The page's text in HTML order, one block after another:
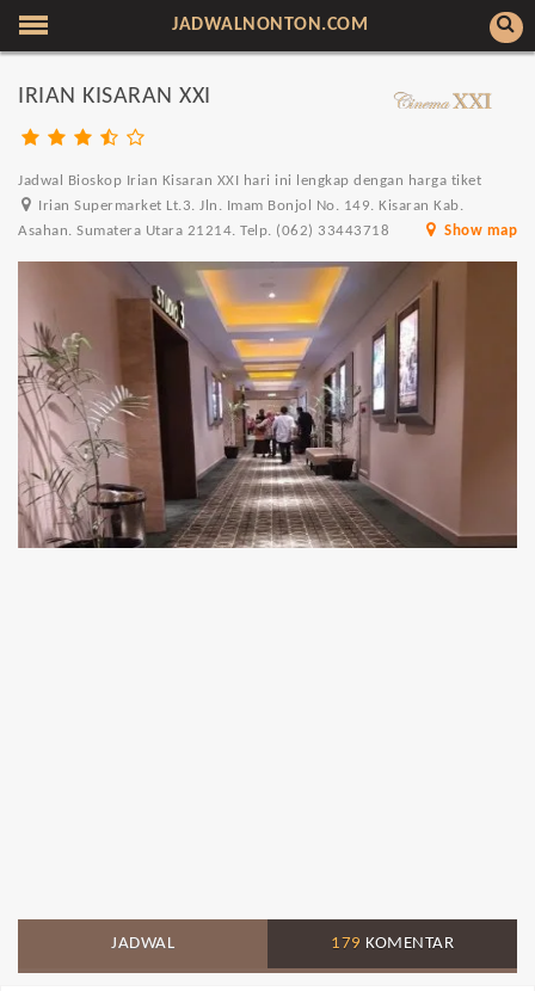
JADWALNONTON.COM
IRIAN KISARAN XXI
Jadwal Bioskop Irian Kisaran XXI hari ini lengkap dengan harga tiket
Irian Supermarket Lt.3. Jln. Imam Bonjol No. 149. Kisaran Kab.
Asahan. Sumatera Utara 21214. Telp. (062) 33443718
Show map
JADWAL 179 KOMENTAR